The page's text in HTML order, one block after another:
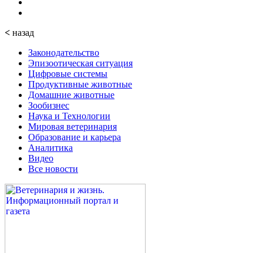
< назад
Законодательство
Эпизоотическая ситуация
Цифровые системы
Продуктивные животные
Домашние животные
Зообизнес
Наука и Технологии
Мировая ветеринария
Образование и карьера
Аналитика
Видео
Все новости